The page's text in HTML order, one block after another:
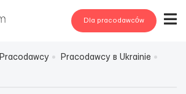
Dla pracodawców
Pracodawcy
Pracodawcy в Ukrainie